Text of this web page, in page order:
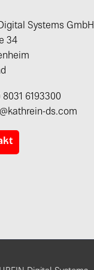
Systems GmbH
34
8031 6193300
ds.com